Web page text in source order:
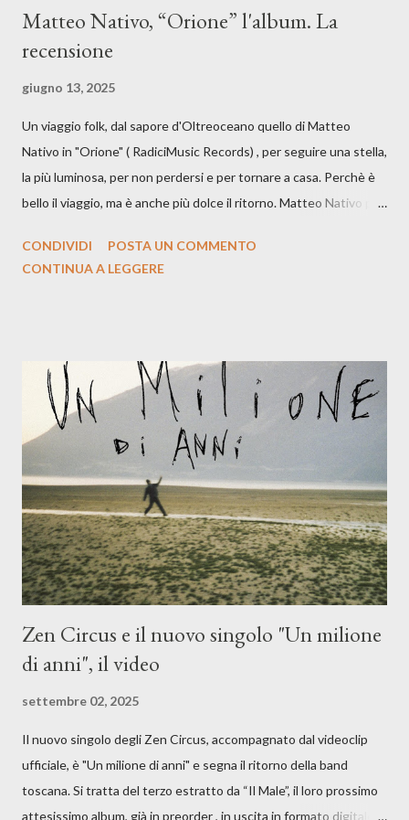
Matteo Nativo, “Orione” l'album. La
recensione
giugno 13, 2025
Un viaggio folk, dal sapore d'Oltreoceano quello di Matteo
Nativo in "Orione" ( RadiciMusic Records) , per seguire una stella,
la più luminosa, per non perdersi e per tornare a casa. Perchè è
bello il viaggio, ma è anche più dolce il ritorno. Matteo Nativo per
indubbiamente matura e consapevole oltre che con ottimi
Dicevamo. Ed è da qui che il nostro inizia questo concept
musicale, con " Che ora è" , raccontando la separazione dalla
moglie, del senso di sconfitta e del caldo afoso che opprime,
giusta condizione di sopraffazione: "Non so che ora è, che giorno
è, di questa estate che...". E' raro fare uscire come singolo una
cover, ma...
CONDIVIDI
POSTA UN COMMENTO
CONTINUA A LEGGERE
Zen Circus e il nuovo singolo "Un milione
di anni", il video
settembre 02, 2025
Il nuovo singolo degli Zen Circus, accompagnato dal videoclip
ufficiale, è "Un milione di anni" e segna il ritorno della band
toscana. Si tratta del terzo estratto da “Il Male”, il loro prossimo
attesissimo album, già in preorder , in uscita in formato digitale il